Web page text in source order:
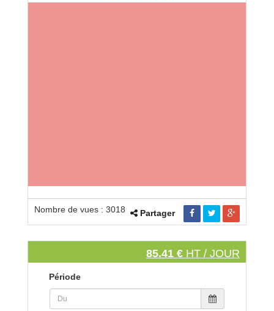
Nombre de vues : 3018 Partager
85.41 € HT / JOUR
Période